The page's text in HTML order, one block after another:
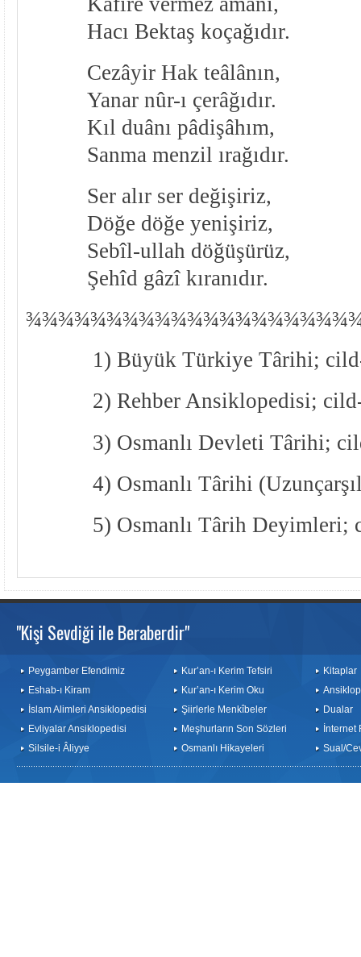
Hacı Bektaş koçağıdır.
Cezâyir Hak teâlânın,
Yanar nûr-ı çerâğıdır.
Kıl duânı pâdişâhım,
Sanma menzil ırağıdır.
Ser alır ser değişiriz,
Döğe döğe yenişiriz,
Sebîl-ullah döğüşürüz,
Şehîd gâzî kıranıdır.
¾¾
1) Büyük Türkiye Târihi;
2) Rehber Ansiklopedisi;
3) Osmanlı Devleti Târihi;
4) Osmanlı Târihi
5) Osmanlı Târih Deyimleri;
"Kişi Sevdiği ile Beraberdir"
Peygamber Efendimiz
Eshab-ı Kiram
İslam Alimleri Ansiklopedisi
Evliyalar Ansiklopedisi
Silsile-i Âliyye
Kur’an-ı Kerim Tefsiri
Kur’an-ı Kerim Oku
Şiirlerle Menkîbeler
Meşhurların Son Sözleri
Osmanlı Hikayeleri
Kitaplar
Dualar
İnternet
Sual/